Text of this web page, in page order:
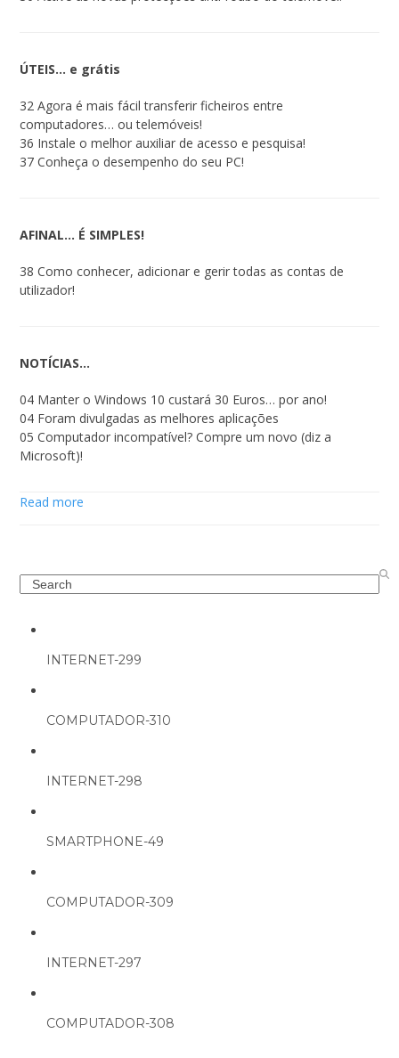
ÚTEIS… e grátis
32 Agora é mais fácil transferir ficheiros entre
computadores… ou telemóveis!
36 Instale o melhor auxiliar de acesso e pesquisa!
37 Conheça o desempenho do seu PC!
AFINAL… É SIMPLES!
38 Como conhecer, adicionar e gerir todas as contas de
utilizador!
NOTÍCIAS…
04 Manter o Windows 10 custará 30 Euros… por ano!
04 Foram divulgadas as melhores aplicações
05 Computador incompatível? Compre um novo (diz a
Microsoft)!
Read more
Search
INTERNET-299
COMPUTADOR-310
INTERNET-298
SMARTPHONE-49
COMPUTADOR-309
INTERNET-297
COMPUTADOR-308